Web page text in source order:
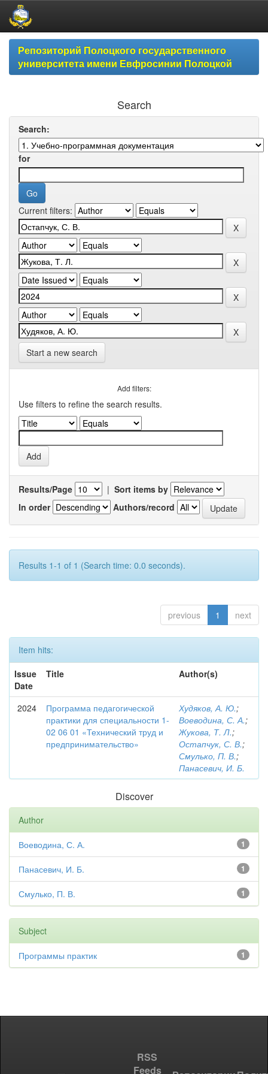
Skip
navigationРепозиторий Полоцкого государственного
университета имени Евфросинии Полоцкой
Search
Search:
for
Current filters:
Start a new search
Add filters:
Use filters to refine the search results.
Results/Page | Sort items by
In order
Authors/record
Results 1-1 of 1 (Search time: 0.0 seconds).
previous 1 next
Item hits:
Issue
Date
Title Author(s)
2024
Программа педагогической
практики для специальности 1-
02 06 01 «Технический труд и
предпринимательство»
Худяков, А. Ю.;
Воеводина, С. А.;
Жукова, Т. Л.;
Остапчук, С. В.;
Смулько, П. В.;
Панасевич, И. Б.
Discover
Author
1
Воеводина, С. А.
1
Панасевич, И. Б.
1
Смулько, П. В.
Subject
1
Программы практик
RSS
Feeds